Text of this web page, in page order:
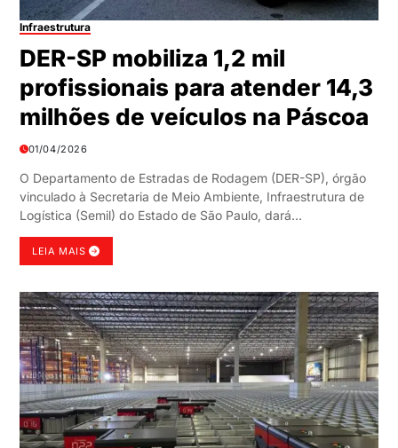
Infraestrutura
DER-SP mobiliza 1,2 mil
profissionais para atender 14,3
milhões de veículos na Páscoa
01/04/2026
O Departamento de Estradas de Rodagem (DER-SP), órgão
vinculado à Secretaria de Meio Ambiente, Infraestrutura de
Logística (Semil) do Estado de São Paulo, dará…
LEIA MAIS